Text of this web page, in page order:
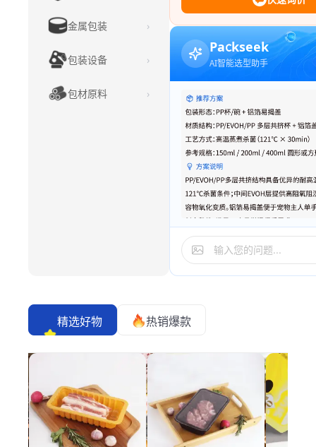
221330
热收缩
袋
拉伸膜
金属包装 ›
包装设备 ›
包材原料 ›
Packseek
AI智能选型助手
精选好物 热销爆款